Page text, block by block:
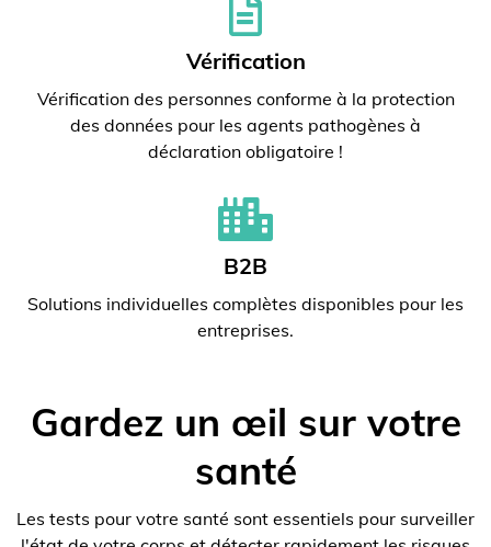
Vérification
Vérification des personnes conforme à la protection
des données pour les agents pathogènes à
déclaration obligatoire !
B2B
Solutions individuelles complètes disponibles pour les
entreprises.
Gardez un œil sur votre
santé
Les tests pour votre santé sont essentiels pour surveiller